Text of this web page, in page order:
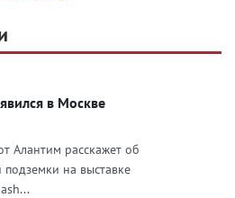
Дзен
в Москве
Алантим расскажет об
подземки на выставке